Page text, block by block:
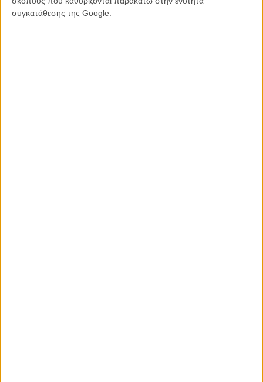
συγκατάθεσης της Google.